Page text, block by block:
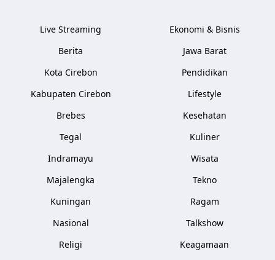
Live Streaming
Berita
Kota Cirebon
Kabupaten Cirebon
Brebes
Tegal
Indramayu
Majalengka
Kuningan
Nasional
Religi
Ekonomi & Bisnis
Jawa Barat
Pendidikan
Lifestyle
Kesehatan
Kuliner
Wisata
Tekno
Ragam
Talkshow
Keagamaan